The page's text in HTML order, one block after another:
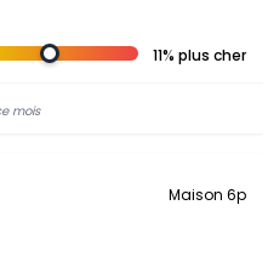
11% plus cher
mois
Maison 6p